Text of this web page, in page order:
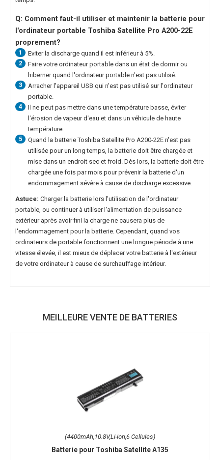
Q: Comment faut-il utiliser et maintenir la batterie pour
l'ordinateur portable Toshiba Satellite Pro A200-22E
proprement?
1 Eviter la discharge quand il est inférieur à 5%.
2
Faire votre ordinateur portable dans un état de dormir ou
hiberner quand l'ordinateur portable n'est pas utilisé.
3
Arracher l'appareil USB qui n'est pas utilisé sur l'ordinateur
portable.
4
Il ne peut pas mettre dans une température basse, éviter
l'érosion de vapeur d'eau et dans un véhicule de haute
température.
5 Quand la batterie Toshiba Satellite Pro A200-22E n'est pas
utilisée pour un long temps, la batterie doit être chargée et
mise dans un endroit sec et froid. Dès lors, la batterie doit être
chargée une fois par mois pour prévenir la batterie d'un
endommagement sévère à cause de discharge excessive.
Astuce: Charger la batterie lors l'utilisation de l'ordinateur
portable, ou continuer à utiliser l'alimentation de puissance
extérieur après avoir fini la charge ne causera plus de
l'endommagement pour la batterie. Cependant, quand vos
ordinateurs de portable fonctionnent une longue période à une
vitesse élevée, il est mieux de déplacer votre batterie à l'extérieur
de votre ordinateur à cause de surchauffage intérieur.
MEILLEURE VENTE DE BATTERIES
(4400mAh,10.8V,Li-ion,6 Cellules)
Batterie pour Toshiba Satellite A135